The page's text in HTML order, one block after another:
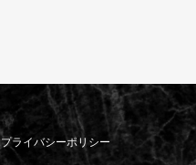
プライバシーポリシー